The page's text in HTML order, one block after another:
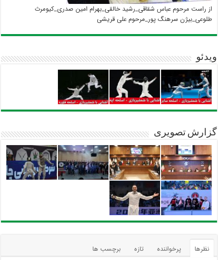
از راست مرحوم عباس شقاقی_رشید خالقی_بهرام امین صدری_کیومرث
طلوعی_بیژن سرهنگ پور_مرحوم علی قریشی
ویدئو
گزارش تصویری
نظرها پرخواننده تازه برچسب ها